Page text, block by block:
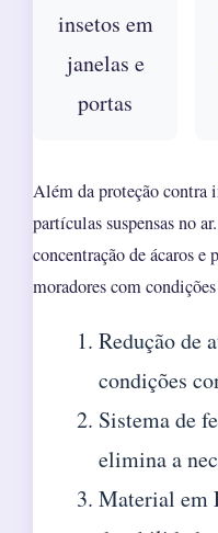
insetos em
janelas e
portas
Além da proteção contra
partículas suspensas no
concentração de ácaros
moradores com
Redução de
condições
Sistema de
elimina a
Material em